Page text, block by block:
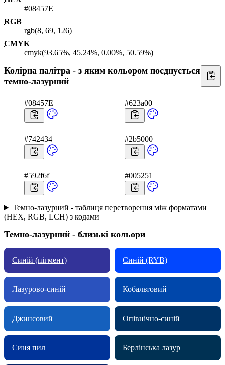
#08457E
RGB
rgb(8, 69, 126)
CMYK
cmyk(93.65%, 45.24%, 0.00%, 50.59%)
Колірна палітра - з яким кольором поєднується
темно-лазурний
#08457E #623a00
#742434 #2b5000
#592f6f #005251
Темно-лазурний - таблиця перетворення між форматами
(HEX, RGB, LCH) з кодами
Темно-лазурний - близькі кольори
Синій (пігмент) Синій (RYB)
Лазурово-синій Кобальтовий
Джинсовий Опівнічно-синій
Синя пил Берлінська лазур